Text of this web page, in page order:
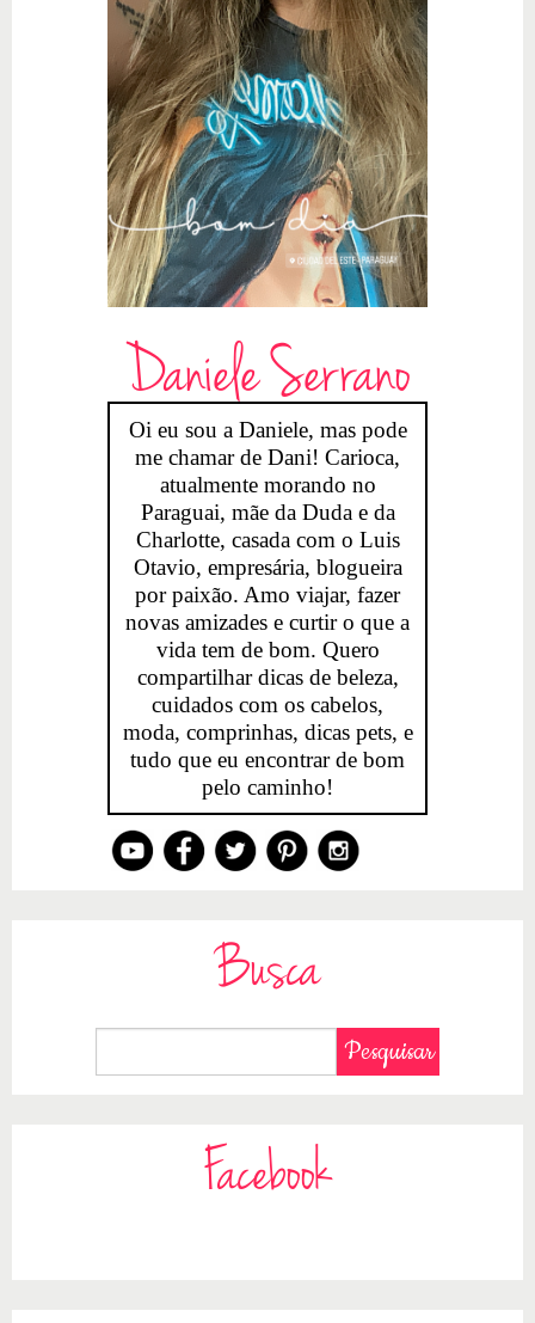
Daniele Serrano
Oi eu sou a Daniele, mas pode
me chamar de Dani! Carioca,
atualmente morando no
Paraguai, mãe da Duda e da
Charlotte, casada com o Luis
Otavio, empresária, blogueira
por paixão. Amo viajar, fazer
novas amizades e curtir o que a
vida tem de bom. Quero
compartilhar dicas de beleza,
cuidados com os cabelos,
moda, comprinhas, dicas pets, e
tudo que eu encontrar de bom
pelo caminho!
Busca
Facebook